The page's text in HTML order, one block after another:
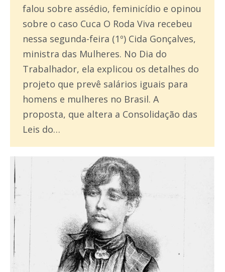
falou sobre assédio, feminicídio e opinou
sobre o caso Cuca O Roda Viva recebeu
nessa segunda-feira (1º) Cida Gonçalves,
ministra das Mulheres. No Dia do
Trabalhador, ela explicou os detalhes do
projeto que prevê salários iguais para
homens e mulheres no Brasil. A
proposta, que altera a Consolidação das
Leis do…